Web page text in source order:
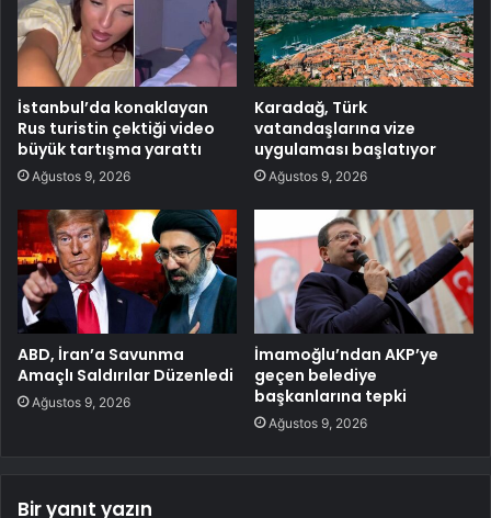
İstanbul’da konaklayan
Rus turistin çektiği video
büyük tartışma yarattı
Ağustos 9, 2026
Karadağ, Türk
vatandaşlarına vize
uygulaması başlatıyor
Ağustos 9, 2026
ABD, İran’a Savunma
Amaçlı Saldırılar Düzenledi
Ağustos 9, 2026
İmamoğlu’ndan AKP’ye
geçen belediye
başkanlarına tepki
Ağustos 9, 2026
Bir yanıt yazın